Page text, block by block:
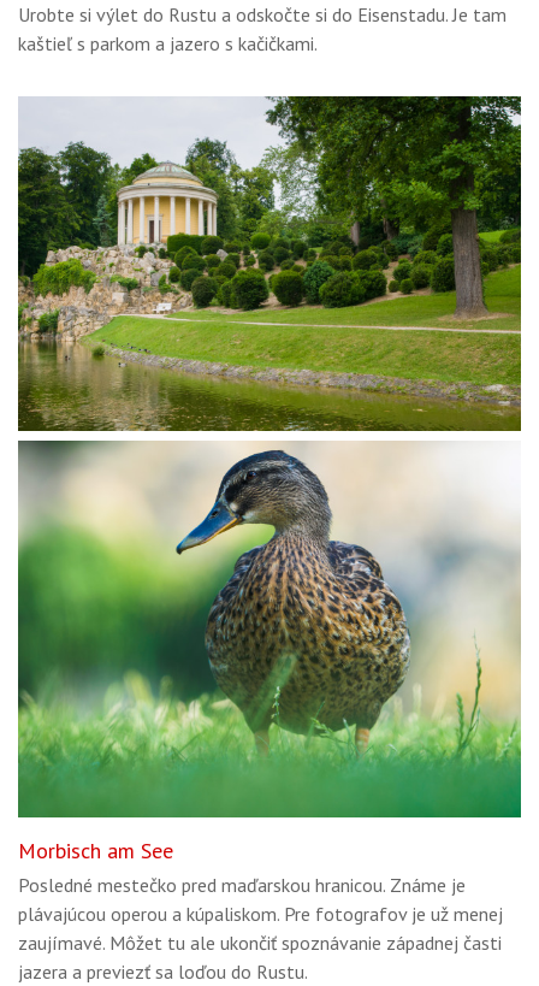
Urobte si výlet do Rustu a odskočte si do Eisenstadu. Je tam
kaštieľ s parkom a jazero s kačičkami.
Morbisch am See
Posledné mestečko pred maďarskou hranicou. Známe je
plávajúcou operou a kúpaliskom. Pre fotografov je už menej
zaujímavé. Môžet tu ale ukončiť spoznávanie západnej časti
jazera a previezť sa loďou do Rustu.